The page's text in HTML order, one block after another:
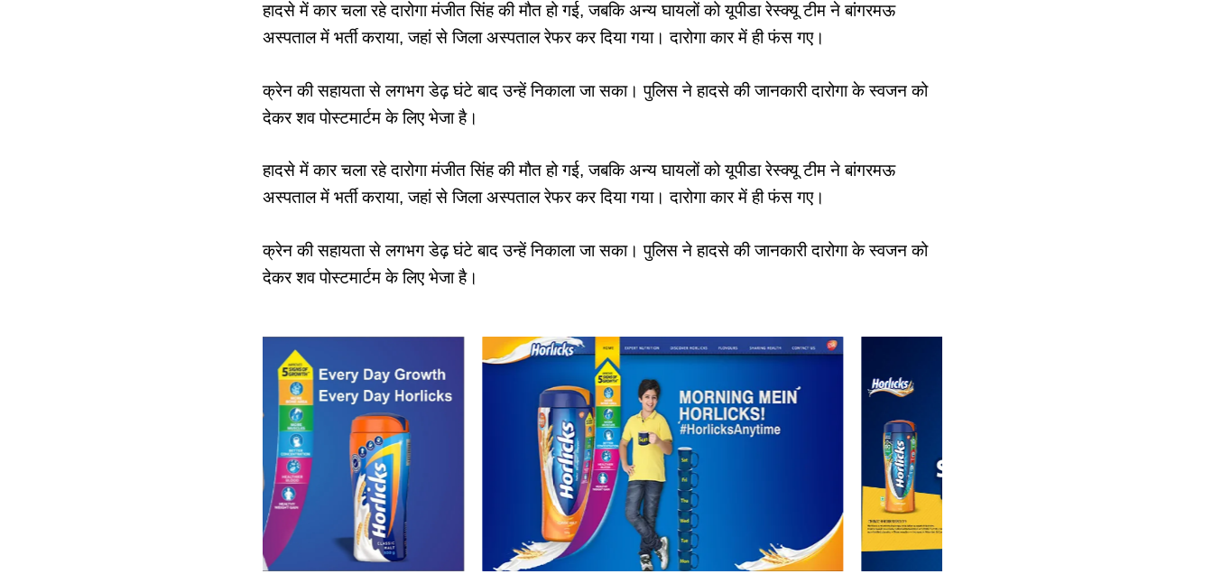
हादसे में कार चला रहे दारोगा मंजीत सिंह की मौत हो गई, जबकि अन्य घायलों को यूपीडा रेस्क्यू टीम ने बांगरमऊ
अस्पताल में भर्ती कराया, जहां से जिला अस्पताल रेफर कर दिया गया। दारोगा कार में ही फंस गए।
क्रेन की सहायता से लगभग डेढ़ घंटे बाद उन्हें निकाला जा सका। पुलिस ने हादसे की जानकारी दारोगा के स्वजन को
देकर शव पोस्टमार्टम के लिए भेजा है।
हादसे में कार चला रहे दारोगा मंजीत सिंह की मौत हो गई, जबकि अन्य घायलों को यूपीडा रेस्क्यू टीम ने बांगरमऊ
अस्पताल में भर्ती कराया, जहां से जिला अस्पताल रेफर कर दिया गया। दारोगा कार में ही फंस गए।
क्रेन की सहायता से लगभग डेढ़ घंटे बाद उन्हें निकाला जा सका। पुलिस ने हादसे की जानकारी दारोगा के स्वजन को
देकर शव पोस्टमार्टम के लिए भेजा है।